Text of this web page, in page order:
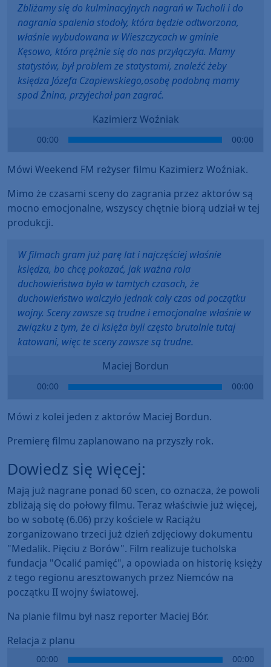
Zbliżamy się do kulminacyjnych nagrań w Tucholi i do
nagrania spalenia stodoły, która będzie odtworzona,
właśnie wybudowana w Wieszczycach w gminie
Kęsowo, która prężnie się do nas przyłączyła. Mamy
statystów, był problem ze statystami, znaleźć żeby
księdza Józefa Czapiewskiego,osobę podobną mamy
spod Żnina, przyjechał pan zagrać.
Kazimierz Woźniak
00:00 00:00
Mówi Weekend FM reżyser filmu Kazimierz Woźniak.
Mimo że czasami sceny do zagrania przez aktorów są
mocno emocjonalne, wszyscy chętnie biorą udział w tej
produkcji.
W filmach gram już parę lat i najczęściej właśnie
księdza, bo chcę pokazać, jak ważna rola
duchowieństwa była w tamtych czasach, że
duchowieństwo walczyło jednak cały czas od początku
wojny. Sceny zawsze są trudne i emocjonalne właśnie w
związku z tym, że ci księża byli często brutalnie tutaj
katowani, więc te sceny zawsze są trudne.
Maciej Bordun
00:00 00:00
Mówi z kolei jeden z aktorów Maciej Bordun.
Premierę filmu zaplanowano na przyszły rok.
Dowiedz się więcej:
Mają już nagrane ponad 60 scen, co oznacza, że powoli
zbliżają się do połowy filmu. Teraz właściwie już więcej,
bo w sobotę (6.06) przy kościele w Raciążu
zorganizowano trzeci już dzień zdjęciowy dokumentu
"Medalik. Pięciu z Borów". Film realizuje tucholska
fundacja "Ocalić pamięć", a opowiada on historię księży
z tego regionu aresztowanych przez Niemców na
początku II wojny światowej.
Na planie filmu był nasz reporter Maciej Bór.
Relacja z planu
00:00 00:00